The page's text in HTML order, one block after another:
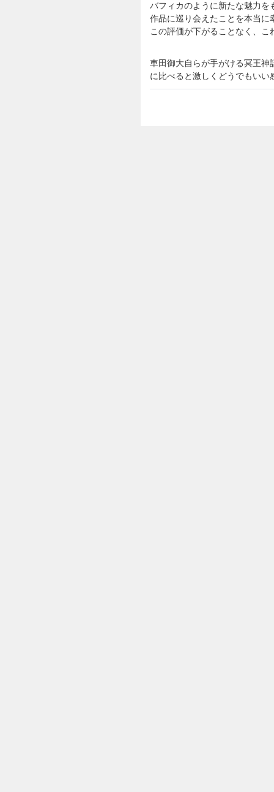
バフィカのように新たな魅力
作品に巡り会えたことを本当に
この評価が下がることなく、
車田御大自らが手がける冥王神
に比べると激しくどうでもいい